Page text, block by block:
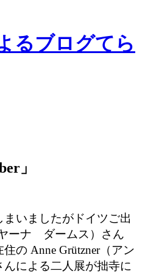
るブログてら
」
いましたがドイツご出
ヤーナ ダームス）さん
の Anne Grützner（アン
による二人展が拙寺に